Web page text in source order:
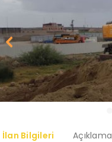
İlan Bilgileri Açıklama